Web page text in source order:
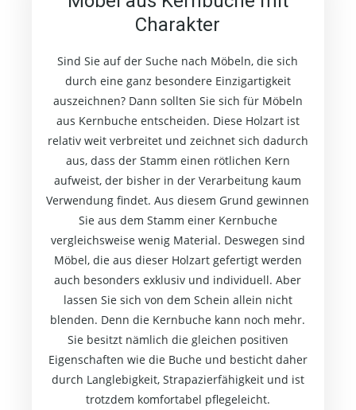
Charakter
Sind Sie auf der Suche nach Möbeln, die sich
durch eine ganz besondere Einzigartigkeit
auszeichnen? Dann sollten Sie sich für Möbeln
aus Kernbuche entscheiden. Diese Holzart ist
relativ weit verbreitet und zeichnet sich dadurch
aus, dass der Stamm einen rötlichen Kern
aufweist, der bisher in der Verarbeitung kaum
Verwendung findet. Aus diesem Grund gewinnen
Sie aus dem Stamm einer Kernbuche
vergleichsweise wenig Material. Deswegen sind
Möbel, die aus dieser Holzart gefertigt werden
auch besonders exklusiv und individuell. Aber
lassen Sie sich von dem Schein allein nicht
blenden. Denn die Kernbuche kann noch mehr.
Sie besitzt nämlich die gleichen positiven
Eigenschaften wie die Buche und besticht daher
durch Langlebigkeit, Strapazierfähigkeit und ist
trotzdem komfortabel pflegeleicht.